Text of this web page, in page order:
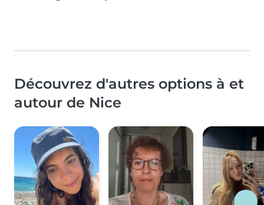
Découvrez d'autres options à et
autour de Nice